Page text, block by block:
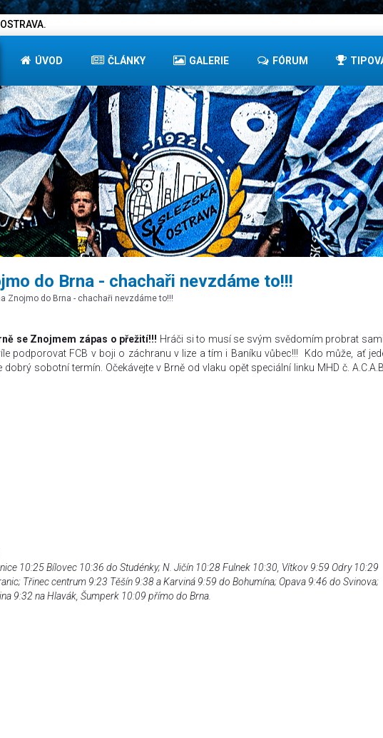
ÚVOD ČLÁNKY GALERIE FÓRUM
do Brna - chachaři nevzdáme to!!!
Znojmo do Brna - chachaři nevzdáme to!!!
se Znojmem zápas o přežití!!! Hráči si to musí se svým svědomím probrat sami,
podporovat FCB v boji o záchranu v lize a tím i Baníku vůbec!!! Kdo může, ať
sobotní termín. Očekávejte v Brně od vlaku opět speciální linku MHD č. A.C.A.B.
10:25 Bílovec 10:36 do Studénky; N. Jičín 10:28 Fulnek 10:30, Vítkov 9:59 Odry 10:29
Třinec centrum 9:23 Těšín 9:38 a Karviná 9:59 do Bohumína; Opava 9:46 do Svinova;
9:32 na Hlavák, Šumperk 10:09 přímo do Brna.